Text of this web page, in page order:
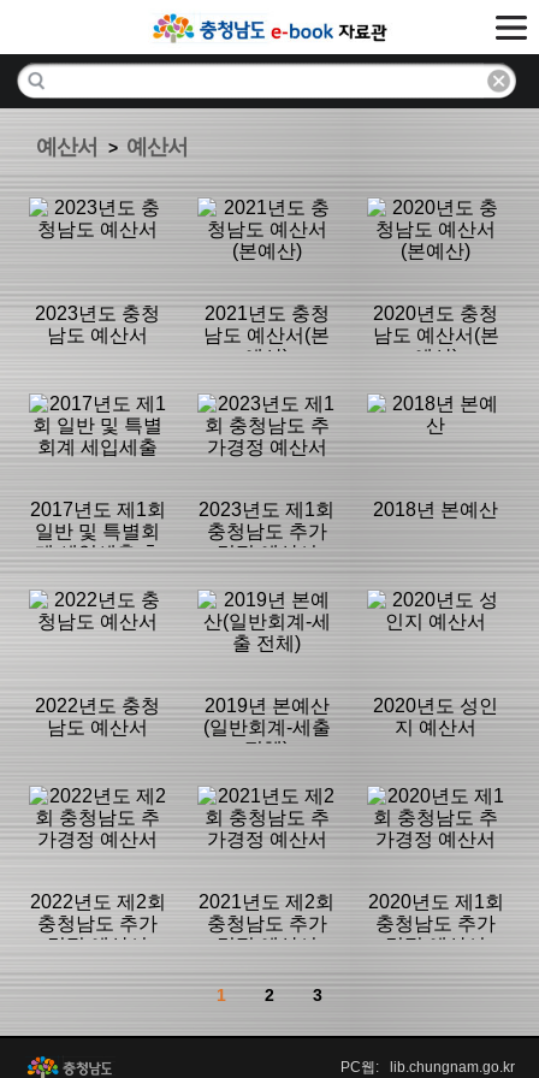
예산서 > 예산서
2023년도 충청
남도 예산서
분류명 : 예산서
|
2023/01/17
2021년도 충청
남도 예산서(본
예산)
분류명 : 예산서
|
2021/06/29
2020년도 충청
남도 예산서(본
예산)
분류명 : 예산서
2020/08/03
2017년도 제1회
일반 및 특별회
계 세입세출 추
가경정 예산서
분류명 : 예산서
|
2017/12/01
문:3,683
2023년도 제1회
충청남도 추가
경정 예산서
분류명 : 예산서
|
2024/01/03
문:1,617
2018년 본예산
분류명 : 예산서
|
2020/08/05
문:1,366
2022년도 충청
남도 예산서
분류명 : 예산서
|
등록일 :
|
2019년 본예산
(일반회계-세출
전체)
분류명 : 예산서
|
등록일 :
2020/09/10
2020년도 성인
지 예산서
분류명 : 예산서
|
등록일 :
|
2022년도 제2회
충청남도 추가
경정 예산서
2021년도 제2회
충청남도 추가
경정 예산서
분류명 : 예산서
2020년도 제1회
충청남도 추가
경정 예산서
1 2 3
PC웹: lib.chungnam.go.kr